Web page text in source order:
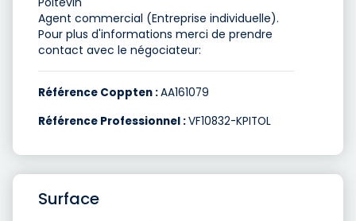
Agent commercial (Entreprise individuelle).
Pour plus d'informations merci de prendre
contact avec le négociateur:
Référence Coppten :AA161079
Référence Professionnel :VF10832-KPITOL
Surface